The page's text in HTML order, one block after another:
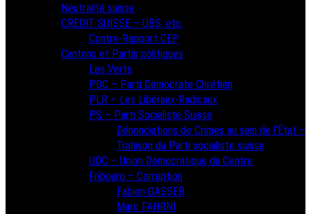
Neutralité suisse
CREDIT SUISSE – UBS, etc.
Contre-Rapport CEP
Cantons et Partis politiques
Les Verts
PDC – Parti Démocrate Chrétien
PLR – Les Libéraux-Radicaux
PS – Parti Socialiste Suisse
Dénonciations de Crimes au sein de l’État –
Trahison du Parti socialiste suisse
UDC – Union Démocratique du Centre
Fribourg – Corruption
Fabien GASSER
Marc FAHRNI